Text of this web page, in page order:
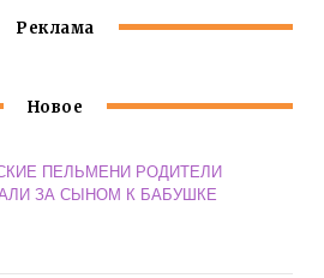
Реклама
Новое
ПЕЛЬМЕНИ РОДИТЕЛИ
ЗА СЫНОМ К БАБУШКЕ